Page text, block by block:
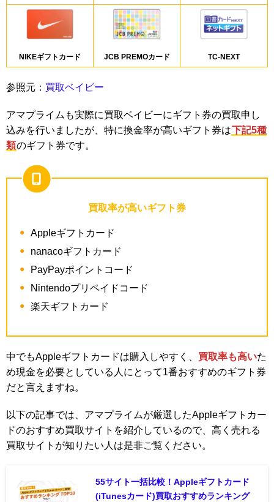
NIKEギフトカード JCB PREMOカード TC-NEXT
参照元： 買取ベイビー
アマプライムも実際に買取ベイビーにギフト券の買取申し
込みを行いましたが、特に換金率が高いギフト券は下記5種
類のギフト券です。
買取率が高いギフト券
Appleギフトカード
nanacoギフトカード
PayPayポイントコード
Nintendoプリペイドコード
楽天ギフトカード
中でもAppleギフトカードは購入しやすく、 買取率も高いた
め現金を必要としている人にとって1番おすすめのギフト券
だと言えますね。
以下の記事では、アマプライムが厳選したAppleギフトカー
ドのおすすめ買取サイトを紹介しているので、高く売れる
買取サイトが知りたい人は是非ご覧ください。
55サイト一括比較！Appleギフトカード
(iTunesカード)買取おすすめランキング